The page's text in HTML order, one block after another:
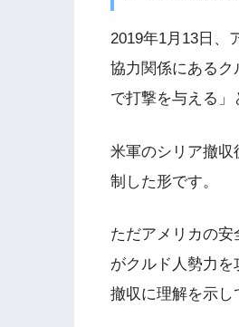
2019年1月13日、
協力関係にある
で打撃を与える」
米軍のシリア撤収
制した形です。
ただアメリカの
がクルド人勢力
撤収に理解を示し